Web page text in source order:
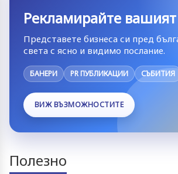
Рекламирайте
Представете бизнеса си пред
света с ясно и видимо послание.
БАНЕРИ PR ПУБЛИКАЦИИ СЪБИТИЯ
ВИЖ ВЪЗМОЖНОСТИТЕ
Полезно